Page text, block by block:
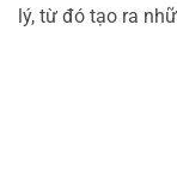
lý, từ đó tạo ra